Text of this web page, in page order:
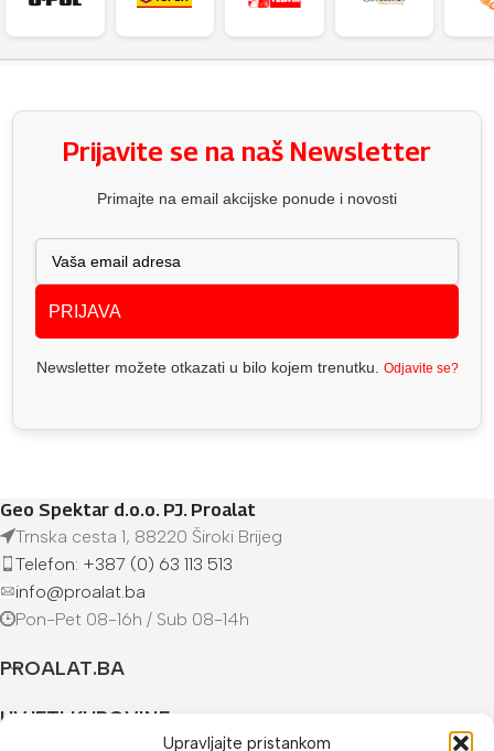
Upravljajte pristankom
Prijavite se na naš Newsletter
Primajte na email akcijske ponude i novosti
PRIJAVA
Newsletter možete otkazati u bilo kojem trenutku. Odjavite se?
Geo Spektar d.o.o. PJ. Proalat
Trnska cesta 1, 88220 Široki Brijeg
Telefon: +387 (0) 63 113 513
info@proalat.ba
Pon-Pet 08-16h / Sub 08-14h
PROALAT.BA
UVJETI KUPOVINE